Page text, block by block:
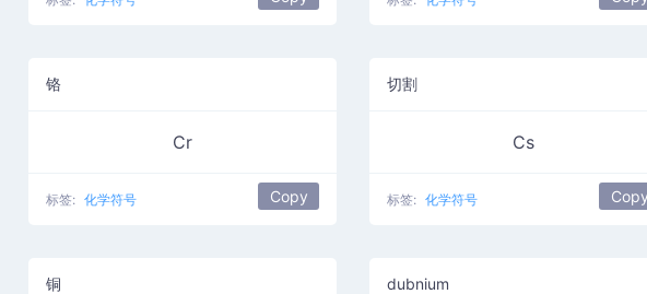
铬
Cr
标签: 化学符号 Copy
切割
Cs
标签: 化学符号
铜 dubnium